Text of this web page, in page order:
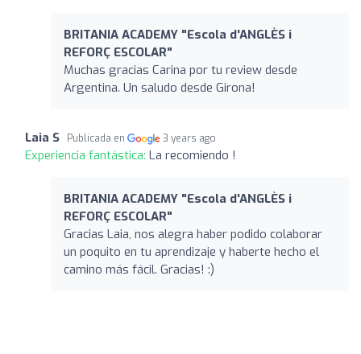
BRITANIA ACADEMY "Escola d'ANGLÈS i
REFORÇ ESCOLAR"
Muchas gracias Carina por tu review desde
Argentina. Un saludo desde Girona!
Laia S Publicada en 3 years ago
Experiencia fantástica: La recomiendo !
BRITANIA ACADEMY "Escola d'ANGLÈS i
REFORÇ ESCOLAR"
Gracias Laia, nos alegra haber podido colaborar
un poquito en tu aprendizaje y haberte hecho el
camino más fácil. Gracias! :)